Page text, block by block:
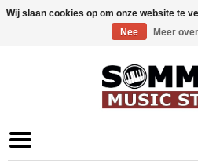
Wij slaan cookies op om onze website te
Nee
Meer